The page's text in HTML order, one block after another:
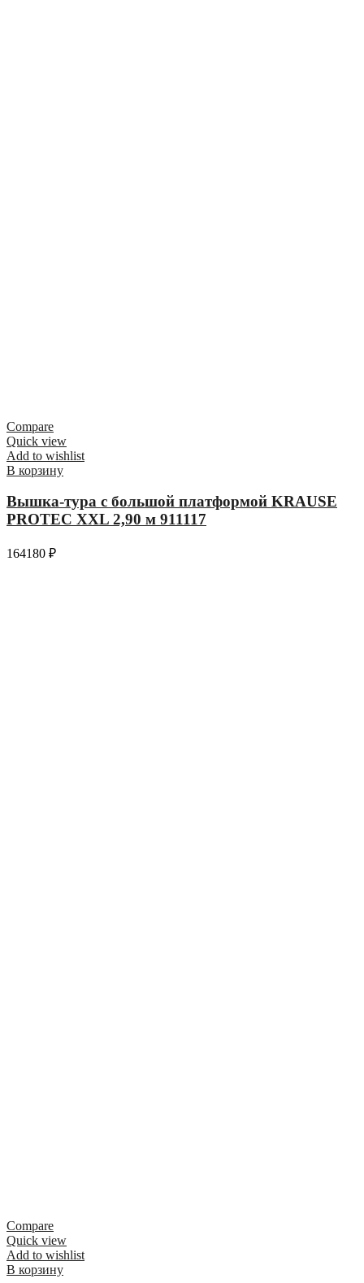
Compare
Quick view
Add to wishlist
В корзину
Вышка-тура с большой платформой KRAUSE
PROTEC XXL 2,90 м 911117
164180 ₽
Compare
Quick view
Add to wishlist
В корзину